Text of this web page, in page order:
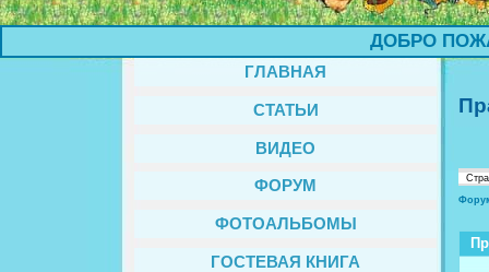
ДОБРО
ГЛАВНАЯ
СТАТЬИ
ВИДЕО
ФОРУМ
ФОТОАЛЬБОМЫ
ГОСТЕВАЯ КНИГА